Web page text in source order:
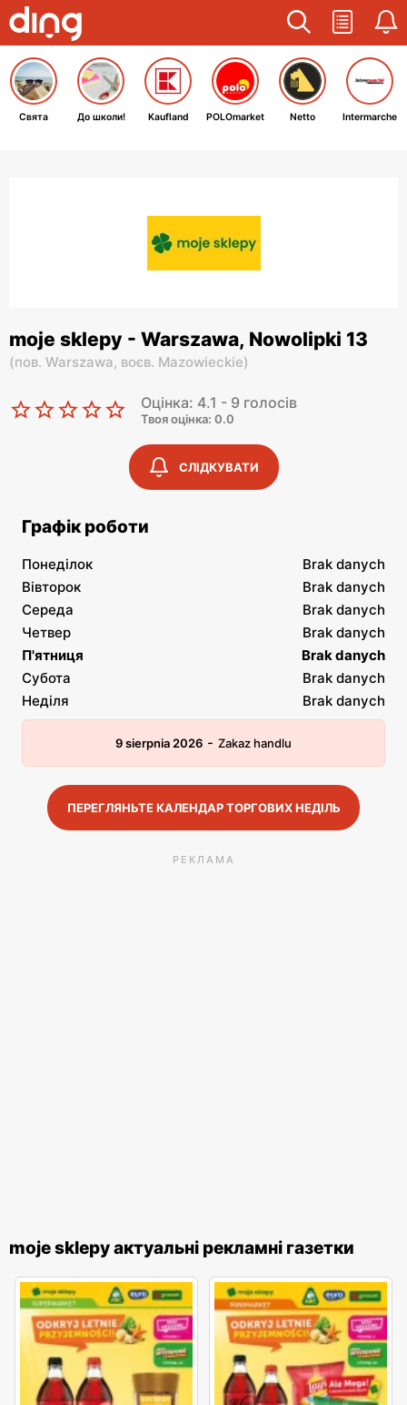
Свята До школи! Kaufland POLOmarket Netto Intermarche
moje sklepy - Warszawa, Nowolipki 13
(пов. Warszawa, воєв. Mazowieckie)
Оцінка: 4.1 - 9 голосів
Твоя оцінка: 0.0
СЛІДКУВАТИ
Графік роботи
Понеділок
Brak danych
Вівторок
Brak danych
Середа
Brak danych
Четвер
Brak danych
П'ятниця
Brak danych
Субота
Brak danych
Неділя
Brak danych
9 sierpnia 2026 - Zakaz handlu
ПЕРЕГЛЯНЬТЕ КАЛЕНДАР ТОРГОВИХ НЕДІЛЬ
РЕКЛАМА
moje sklepy актуальні рекламні газетки